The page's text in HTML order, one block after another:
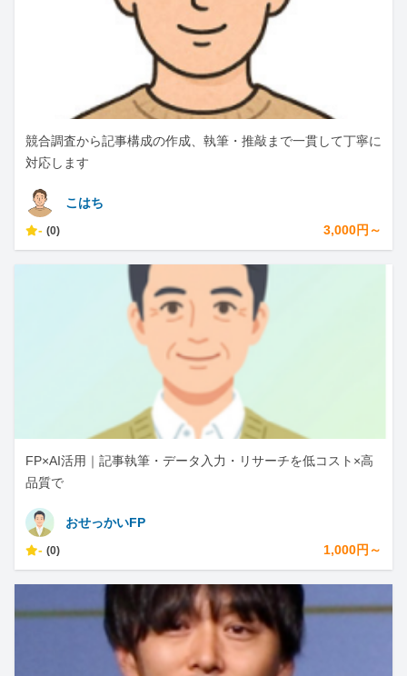
競合調査から記事構成の作成、執筆・推敲まで一貫して丁寧に
対応します
こはち
- (0) 3,000円～
FP×AI活用｜記事執筆・データ入力・リサーチを低コスト×高
品質で
おせっかいFP
- (0) 1,000円～